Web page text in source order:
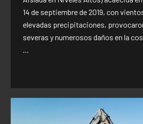
14 de septiembre de 2019, con
elevadas precipitaciones,
severas y numerosos daños en la
…